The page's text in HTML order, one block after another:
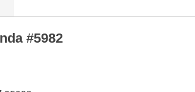
#5982